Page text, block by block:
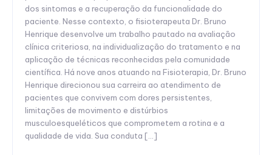
dos sintomas e a recuperação da funcionalidade do
paciente. Nesse contexto, o fisioterapeuta Dr. Bruno
Henrique desenvolve um trabalho pautado na avaliação
clínica criteriosa, na individualização do tratamento e na
aplicação de técnicas reconhecidas pela comunidade
científica. Há nove anos atuando na Fisioterapia, Dr. Bruno
Henrique direcionou sua carreira ao atendimento de
pacientes que convivem com dores persistentes,
limitações de movimento e distúrbios
musculoesqueléticos que comprometem a rotina e a
qualidade de vida. Sua conduta […]